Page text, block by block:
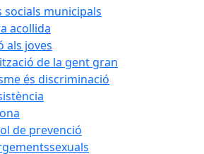
socials municipals
acollida
als joves
de la gent gran
és discriminació
de prevenció